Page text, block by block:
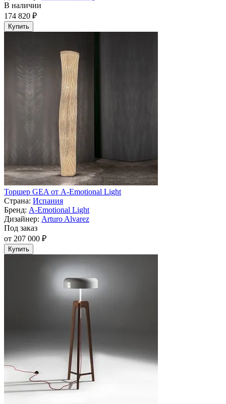
В наличии
174 820 ₽
Купить
Торшер GEA от A-Emotional Light
Страна: Испания
Бренд: A-Emotional Light
Дизайнер: Arturo Alvarez
Под заказ
от 207 000 ₽
Купить